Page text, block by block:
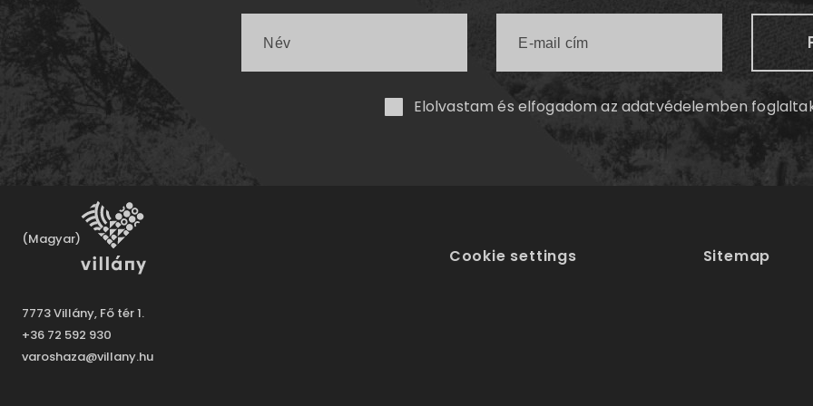
Elolvastam és elfogadom azadatvédelemben
(Magyar)
7773 Villány, Fő tér 1.
+36 72 592 930
varoshaza@villany.hu
Cookie settings Sitemap